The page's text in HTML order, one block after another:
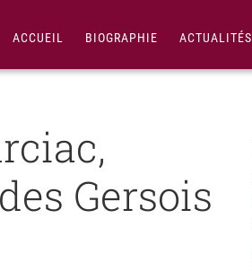
ACCUEIL BIOGRAPHIE ACTUALITÉS
Gersois